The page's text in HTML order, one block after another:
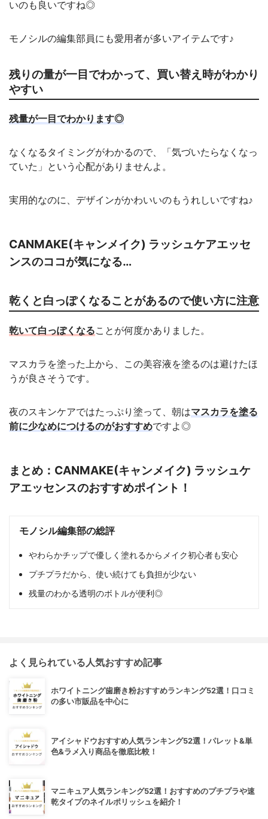
いのも良いですね◎
モノシルの編集部員にも愛用者が多いアイテムです♪
残りの量が一目でわかって、買い替え時がわかり
やすい
残量が一目でわかります◎
なくなるタイミングがわかるので、「気づいたらなくなっ
ていた」という心配がありませんよ。
実用的なのに、デザインがかわいいのもうれしいですね♪
CANMAKE(キャンメイク) ラッシュケアエッセ
ンスのココが気になる…
乾くと白っぽくなることがあるので使い方に注意
乾いて白っぽくなることが何度かありました。
マスカラを塗った上から、この美容液を塗るのは避けたほ
うが良さそうです。
夜のスキンケアではたっぷり塗って、朝はマスカラを塗る
前に少なめにつけるのがおすすめですよ◎
まとめ：CANMAKE(キャンメイク) ラッシュケ
アエッセンスのおすすめポイント！
モノシル編集部の総評
やわらかチップで優しく塗れるからメイク初心者も安心
プチプラだから、使い続けても負担が少ない
残量のわかる透明のボトルが便利◎
よく見られている人気おすすめ記事
ホワイトニング歯磨き粉おすすめランキング52選！口コミ
の多い市販品を中心に
アイシャドウおすすめ人気ランキング52選！パレット&単
色&ラメ入り商品を徹底比較！
マニキュア人気ランキング52選！おすすめのプチプラや速
乾タイプのネイルポリッシュを紹介！